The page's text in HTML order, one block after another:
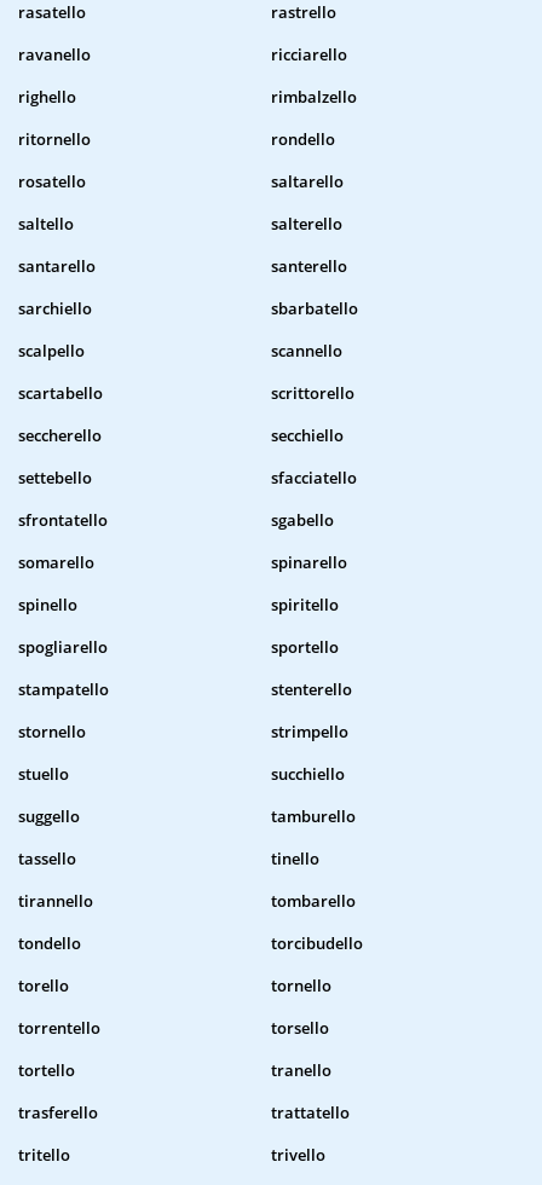
rasatello
rastrello
ravanello
ricciarello
righello
rimbalzello
ritornello
rondello
rosatello
saltarello
saltello
salterello
santarello
santerello
sarchiello
sbarbatello
scalpello
scannello
scartabello
scrittorello
seccherello
secchiello
settebello
sfacciatello
sfrontatello
sgabello
somarello
spinarello
spinello
spiritello
spogliarello
sportello
stampatello
stenterello
stornello
strimpello
stuello
succhiello
suggello
tamburello
tassello
tinello
tirannello
tombarello
tondello
torcibudello
torello
tornello
torrentello
torsello
tortello
tranello
trasferello
trattatello
tritello
trivello